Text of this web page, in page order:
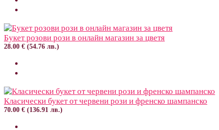
Букет розови рози в онлайн магазин за цветя
28.00 € (54.76 лв.)
Класически букет от червени рози и френско шампанско
70.00 € (136.91 лв.)